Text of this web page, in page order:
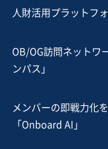
人財活用プラットフ
OB/OG訪問ネットワ
ンパス」
メンバーの即戦力化
「Onboard AI」